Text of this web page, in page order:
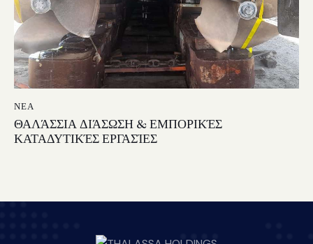
ΝΈΑ
ΘΑΛΆΣΣΙΑ ΔΙΆΣΩΣΗ & ΕΜΠΟΡΙΚΈΣ
ΚΑΤΑΔΥΤΙΚΈΣ ΕΡΓΑΣΊΕΣ